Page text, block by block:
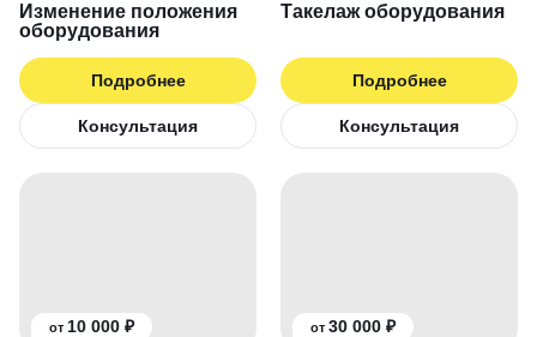
Изменение положения
оборудования
Подробнее
Консультация
Такелаж оборудования
Подробнее
Консультация
от 10 000 ₽ от 30 000 ₽